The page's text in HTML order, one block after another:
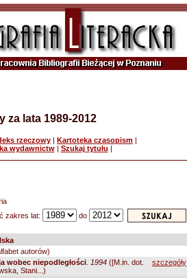
za lata 1989-2012
rzeczowy | Kartoteka czasopism |
wydawnictw| Szukaj tytułu |
zakres lat:
do
autorów)
wobec niepodległości 1994 ([M.in. dot.
Stani...)
szczegóły